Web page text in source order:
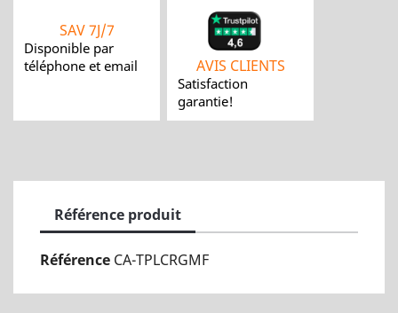
SAV 7J/7
Disponible par
téléphone et email
AVIS CLIENTS
Satisfaction
garantie!
Référence produit
Référence CA-TPLCRGMF